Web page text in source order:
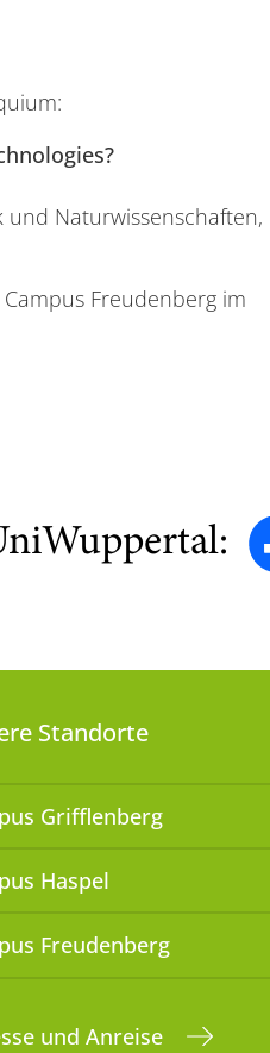
Naturwissenschaften,
Freudenberg im
Standorte
Grifflenberg
Haspel
Freudenberg
und Anreise